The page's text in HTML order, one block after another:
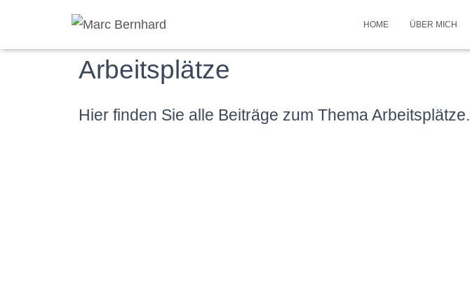
HOME ÜBER MICH
Arbeitsplätze
Hier finden Sie alle Beiträge zum Thema Arbeitsplätze.